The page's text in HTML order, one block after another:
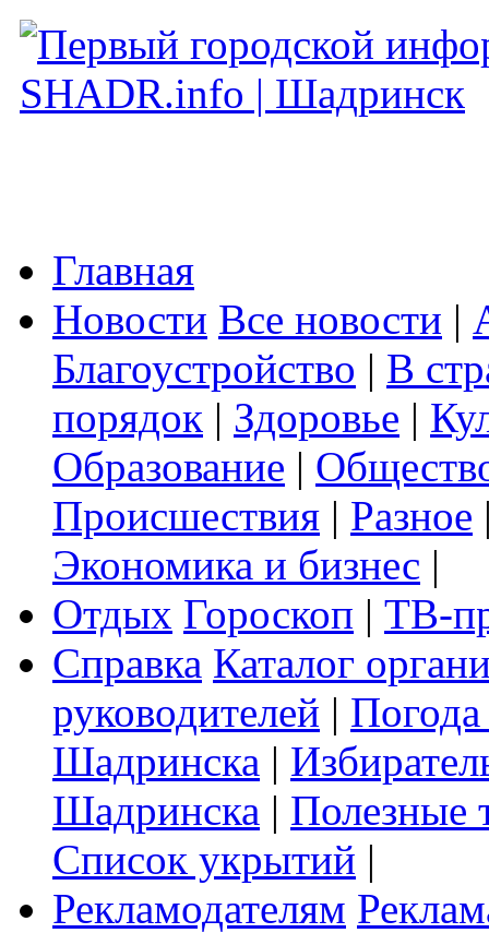
Главная
Новости Все новости |
Благоустройство | В
порядок | Здоровье |
Образование |
Происшествия | Разное
Экономика и бизнес |
Отдых Гороскоп | ТВ-
Справка Каталог
руководителей |
Шадринска |
Шадринска | Полезные
Список укрытий |
Рекламодателям